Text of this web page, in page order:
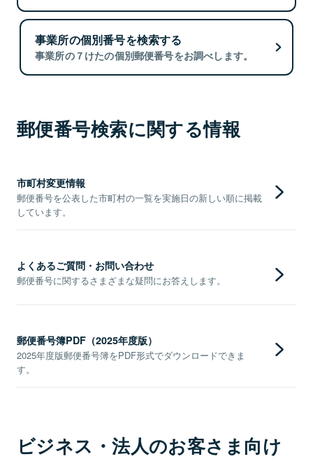
事業所の個別番号を検索する
事業所の７けたの個別郵便番号をお調べします。
郵便番号検索に関する情報
市町村変更情報
郵便番号を公表した市町村の一覧を実施日の新しい順に掲載
しています。
よくあるご質問・お問い合わせ
郵便番号に関するさまざまな疑問にお答えします。
郵便番号簿PDF（2025年度版）
2025年度版郵便番号簿をPDF形式でダウンロードできま
す。
ビジネス・法人のお客さま向け